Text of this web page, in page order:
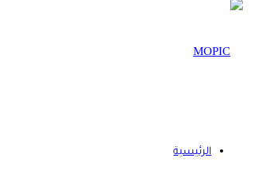
الرئيسية